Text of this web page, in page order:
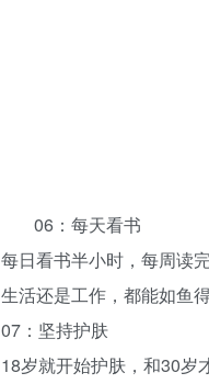
06：每天看书
每日看书半小时，每周读
生活还是工作，都能如鱼得
07：坚持护肤
18岁就开始护肤，和30岁